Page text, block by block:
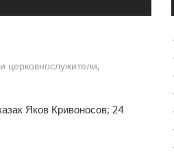
церковнослужители,
Яков Кривоносов; 24